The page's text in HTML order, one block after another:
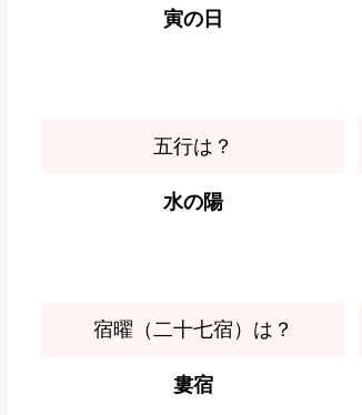
寅の日
五行は？
水の陽
宿曜（二十七宿）は？
婁宿